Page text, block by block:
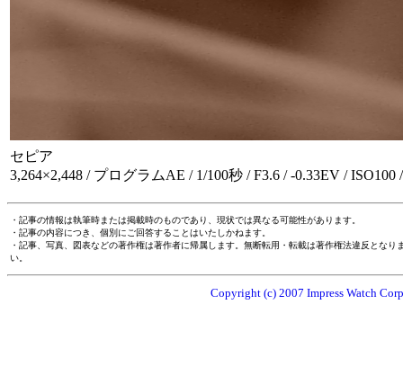
セピア
3,264×2,448 / プログラムAE / 1/100秒 / F3.6 / -0.33EV / ISO100
・記事の情報は執筆時または掲載時のものであり、現状では異なる可能性があります。
・記事の内容につき、個別にご回答することはいたしかねます。
・記事、写真、図表などの著作権は著作者に帰属します。無断転用・転載は著作権法違反とな
い。
Copyright (c) 2007 Impress Watch